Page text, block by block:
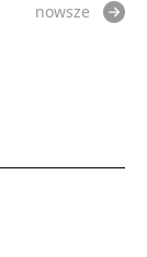
nowsze